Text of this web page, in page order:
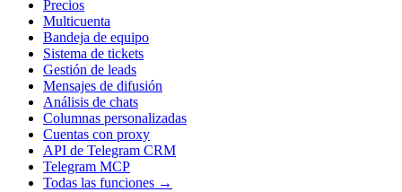
Precios
Multicuenta
Bandeja de equipo
Sistema de tickets
Gestión de leads
Mensajes de difusión
Análisis de chats
Columnas personalizadas
Cuentas con proxy
API de Telegram CRM
Telegram MCP
Todas las funciones →